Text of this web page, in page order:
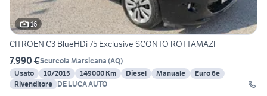
16
CITROEN C3 BlueHDi 75 Exclusive SCONTO ROTTAMAZI
7.990 €Scurcola Marsicana (AQ)
Usato
10/2015 149000 Km Diesel Manuale
Euro 6e
Rivenditore DE LUCA AUTO